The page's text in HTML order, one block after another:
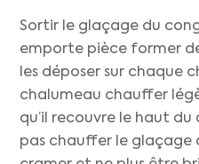
Sortir le glaçage du
emporte pièce former
les déposer sur chaque
chalumeau chauffer
qu’il recouvre le haut
pas chauffer le